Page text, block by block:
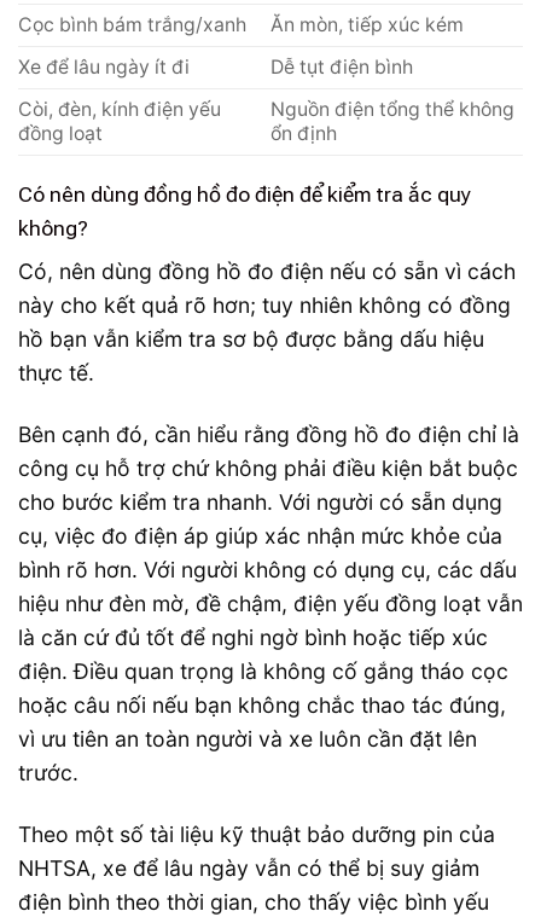
Cọc bình bám trắng/xanh
Ăn mòn, tiếp xúc kém
Xe để lâu ngày ít đi
Dễ tụt điện bình
Còi, đèn, kính điện yếu
đồng loạt
Nguồn điện tổng thể không
ổn định
Có nên dùng đồng hồ đo điện để kiểm tra ắc quy
không?
Có, nên dùng đồng hồ đo điện nếu có sẵn vì cách
này cho kết quả rõ hơn; tuy nhiên không có đồng
hồ bạn vẫn kiểm tra sơ bộ được bằng dấu hiệu
thực tế.
Bên cạnh đó, cần hiểu rằng đồng hồ đo điện chỉ là
công cụ hỗ trợ chứ không phải điều kiện bắt buộc
cho bước kiểm tra nhanh. Với người có sẵn dụng
cụ, việc đo điện áp giúp xác nhận mức khỏe của
bình rõ hơn. Với người không có dụng cụ, các dấu
hiệu như đèn mờ, đề chậm, điện yếu đồng loạt vẫn
là căn cứ đủ tốt để nghi ngờ bình hoặc tiếp xúc
điện. Điều quan trọng là không cố gắng tháo cọc
hoặc câu nối nếu bạn không chắc thao tác đúng,
vì ưu tiên an toàn người và xe luôn cần đặt lên
trước.
Theo một số tài liệu kỹ thuật bảo dưỡng pin của
NHTSA, xe để lâu ngày vẫn có thể bị suy giảm
điện bình theo thời gian, cho thấy việc bình yếu